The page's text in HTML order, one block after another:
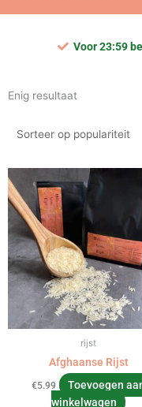
Voor 23:59
Enig resultaat
rijst
Afghaanse Rijst
€5.99
Toevoegen
winkelwagen